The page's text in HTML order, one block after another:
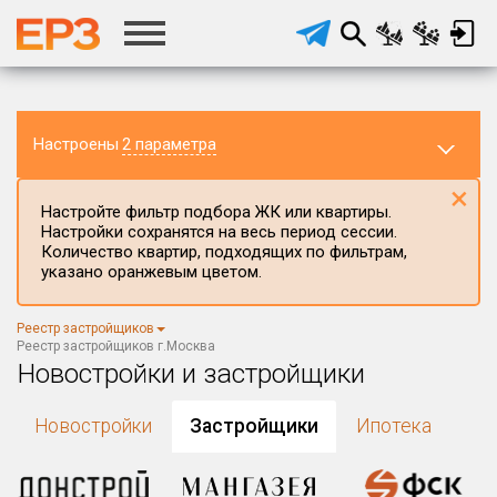
Настроены 2 параметра
Регион ЖК
г.Москва
Район в регионе
Настройте фильтр подбора ЖК или квартиры.
Настройки сохранятся на весь период сессии.
Количество квартир, подходящих по фильтрам,
указано оранжевым цветом.
×
Реестр застройщиков
Реестр застройщиков г.Москва
Новостройки и застройщики
Новостройки Застройщики Ипотека